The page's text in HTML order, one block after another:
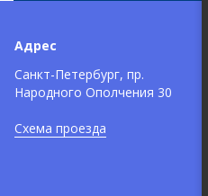
Адрес
Санкт-Петербург, пр.
Народного Ополчения 30
Схема проезда